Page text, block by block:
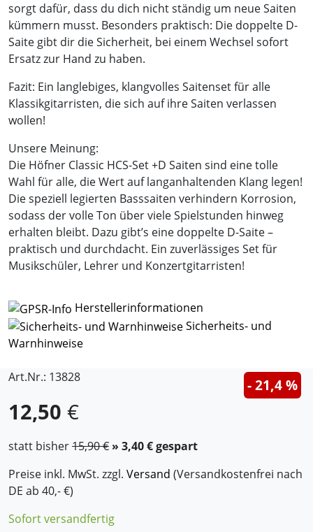
sorgt dafür, dass du dich nicht ständig um neue Saiten
kümmern musst. Besonders praktisch: Die doppelte D-
Saite gibt dir die Sicherheit, bei einem Wechsel sofort
Ersatz zur Hand zu haben.
Fazit: Ein langlebiges, klangvolles Saitenset für alle
Klassikgitarristen, die sich auf ihre Saiten verlassen
wollen!
Unsere Meinung:
Die Höfner Classic HCS-Set +D Saiten sind eine tolle
Wahl für alle, die Wert auf langanhaltenden Klang legen!
Die speziell legierten Basssaiten verhindern Korrosion,
sodass der volle Ton über viele Spielstunden hinweg
erhalten bleibt. Dazu gibt’s eine doppelte D-Saite –
praktisch und durchdacht. Ein zuverlässiges Set für
Musikschüler, Lehrer und Konzertgitarristen!
Herstellerinformationen
Sicherheits- und
Warnhinweise
Art.Nr.: 13828
12,50 €
statt bisher15,90 € » 3,40 € gespart
- 21,4 %
Preise inkl. MwSt. zzgl. Versand (Versandkostenfrei nach
DE ab 40,- €)
Sofort versandfertig